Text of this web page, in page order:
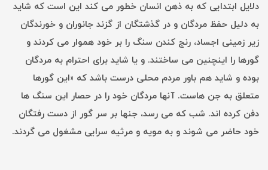
دلایل ابتدایی که به ذهن انسان خطور می کند این است که شاید
به دلیل حفظ مردگان و در گذشتگان از گزند جانوران و خورندگان
زیر زمینی اجساد، رنج كندن سنگ را بر خود هموار می كردند و
گورها را اینچنین می ساختند. و یا شاید برای احترام به مردگان
بوده و شاید هم باور مردم محلی درست باشد كه «این گورها
متعلق به جن هاست. آنها مردگان خود را در حصار این سنگ ها
دفن كرده اند. شب كه می رسد، جنها بر سر گور از دست رفتگان
خود حاضر می شوند و به مویه و مرثیه سرایی مشغول می گردند.